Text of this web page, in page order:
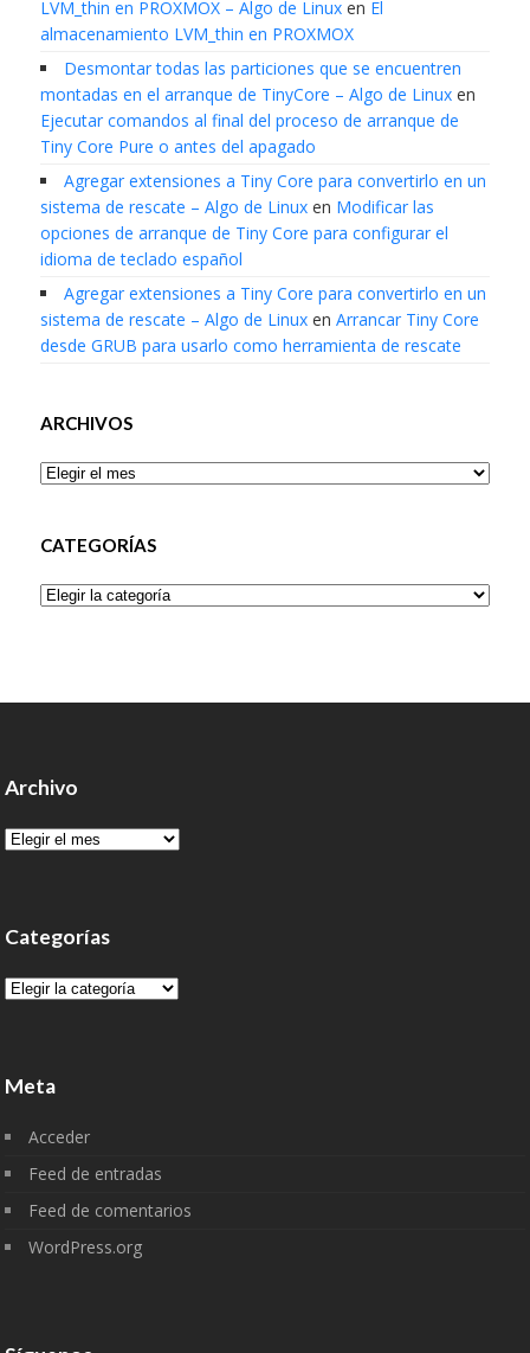
LVM_thin en PROXMOX – Algo de Linuxen El
almacenamiento LVM_thin en PROXMOX
Desmontar todas las particiones que se encuentren
montadas en el arranque de TinyCore – Algo de Linuxen
Ejecutar comandos al final del proceso de arranque de
Tiny Core Pure o antes del apagado
Agregar extensiones a Tiny Core para convertirlo en un
sistema de rescate – Algo de Linuxen Modificar las
opciones de arranque de Tiny Core para configurar el
idioma de teclado español
Agregar extensiones a Tiny Core para convertirlo en un
sistema de rescate – Algo de Linuxen Arrancar Tiny Core
desde GRUB para usarlo como herramienta de rescate
ARCHIVOS
Archivos
CATEGORÍAS
Categorías
Archivo
Archivo
Categorías
Categorías
Meta
Acceder
Feed de entradas
Feed de comentarios
WordPress.org